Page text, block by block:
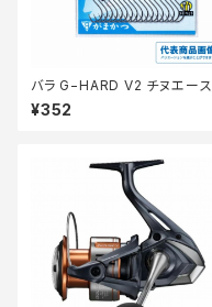
バラ G−HARD V2 チヌエース
¥352